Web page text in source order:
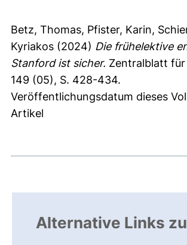
Betz, Thomas, Pfister, Karin,
Kyriakos (2024) Die frühelektive
Stanford ist sicher. Zentralblatt
149 (05), S. 428-434.
Veröffentlichungsdatum dieses
Artikel
Alternative Links